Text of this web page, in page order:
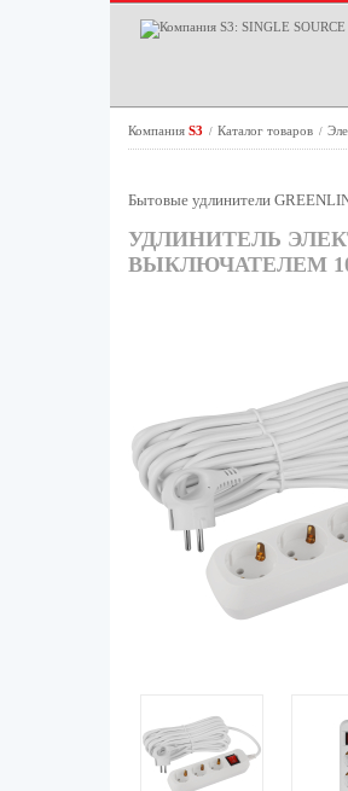
Компания S3 / Каталог товаров /
Бытовые удлинители
УДЛИНИТЕЛЬ
ВЫКЛЮЧАТЕЛЕМ